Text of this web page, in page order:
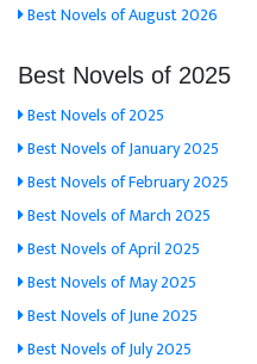
Best Novels of August 2026
Best Novels of 2025
Best Novels of 2025
Best Novels of January 2025
Best Novels of February 2025
Best Novels of March 2025
Best Novels of April 2025
Best Novels of May 2025
Best Novels of June 2025
Best Novels of July 2025